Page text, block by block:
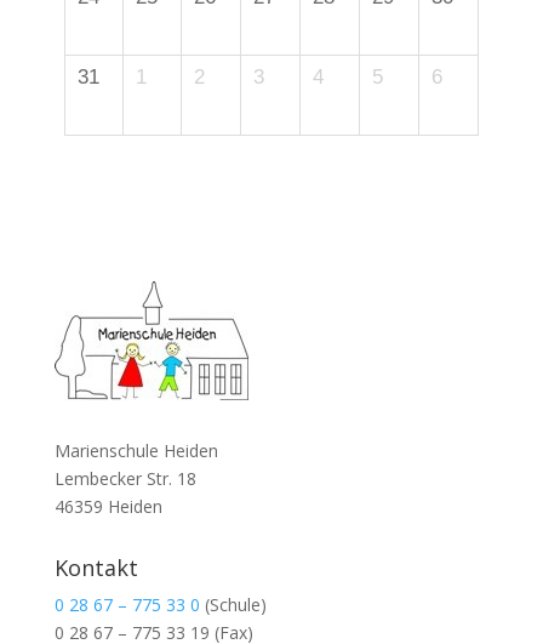
31 1 2 3 4 5 6
Marienschule Heiden
Lembecker Str. 18
46359 Heiden
Kontakt
0 28 67 – 775 33 0 (Schule)
0 28 67 – 775 33 19 (Fax)